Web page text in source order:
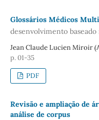
Glossários Médicos
desenvolvimento baseado
Jean Claude Lucien Miroir
p. 01-35
PDF
Revisão e ampliação de
análise de corpus